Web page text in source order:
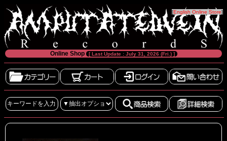
[English Online Store]
Online Shop [ Last Update : July 31, 2026 (Fri.) ]